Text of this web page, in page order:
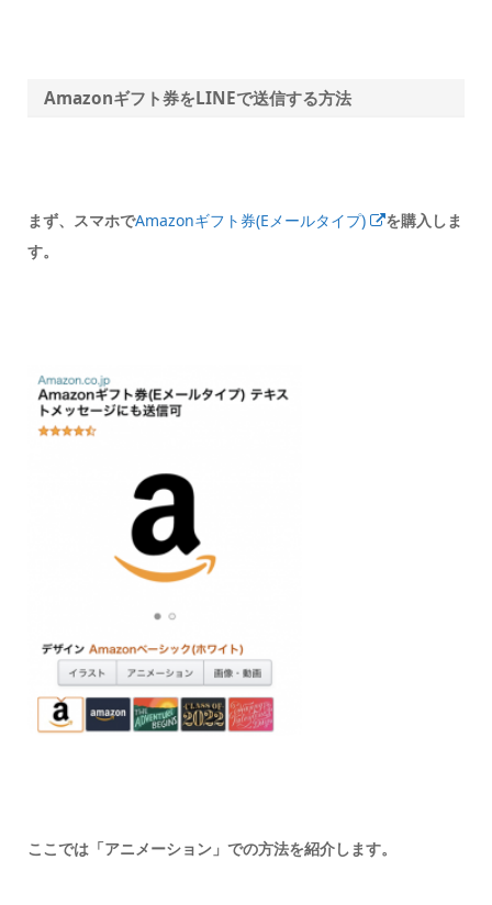
Amazonギフト券をLINEで送信する方法
まず、スマホでAmazonギフト券(Eメールタイプ)
を購入しま
す。
ここでは「アニメーション」での方法を紹介します。